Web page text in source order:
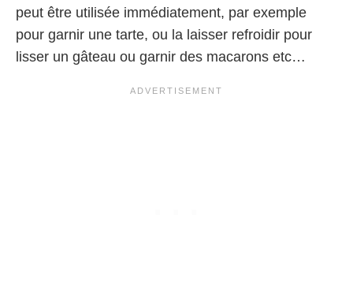
peut être utilisée immédiatement, par exemple
pour garnir une tarte, ou la laisser refroidir pour
lisser un gâteau ou garnir des macarons etc…